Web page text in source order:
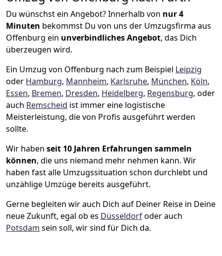
Du wünschst ein Angebot? Innerhalb von nur 4
Minuten bekommst Du von uns der Umzugsfirma aus
Offenburg ein unverbindliches Angebot, das Dich
überzeugen wird.
Ein Umzug von Offenburg nach zum Beispiel Leipzig
oder Hamburg, Mannheim, Karlsruhe, München, Köln,
Essen, Bremen, Dresden, Heidelberg, Regensburg, oder
auch Remscheid ist immer eine logistische
Meisterleistung, die von Profis ausgeführt werden
sollte.
Wir haben seit 10 Jahren Erfahrungen sammeln
können, die uns niemand mehr nehmen kann. Wir
haben fast alle Umzugssituation schon durchlebt und
unzählige Umzüge bereits ausgeführt.
Gerne begleiten wir auch Dich auf Deiner Reise in Deine
neue Zukunft, egal ob es Düsseldorfoder auch
Potsdam sein soll, wir sind für Dich da.